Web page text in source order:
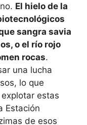
El hielo de la
sangra savia
o el río rojo
rocas.
una lucha
lo que
estas
Estación
de esos